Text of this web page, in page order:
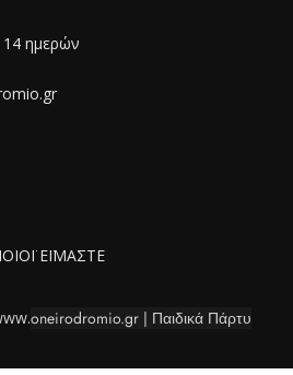
14 ημερών
ΕΪΜΑΣΤΕ
oneirodromio.gr | Παιδικά Πάρτυ